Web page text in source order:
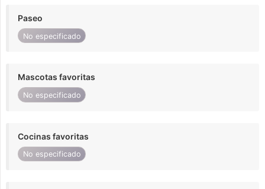
Paseo
No especificado
Mascotas favoritas
No especificado
Cocinas favoritas
No especificado